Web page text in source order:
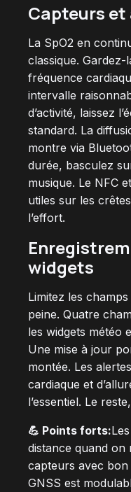
Capteurs
La SpO2 en
classique. Gardez-
fréquence
intervalle
d’activité, laissez
standard. La
montre via
durée, basculez
musique. Le NFC
utiles sur les
l’effort.
widgets
Limitez les
peine. Quatre
les widgets météo
Une mise à jour
montée. Les
cardiaque et
l’essentiel. Le
💪 Points forts:
distance quand on
capteurs avec bon
GNSS est